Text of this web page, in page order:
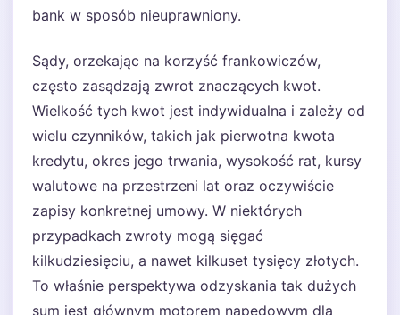
bank w sposób nieuprawniony.
Sądy, orzekając na korzyść frankowiczów,
często zasądzają zwrot znaczących kwot.
Wielkość tych kwot jest indywidualna i zależy od
wielu czynników, takich jak pierwotna kwota
kredytu, okres jego trwania, wysokość rat, kursy
walutowe na przestrzeni lat oraz oczywiście
zapisy konkretnej umowy. W niektórych
przypadkach zwroty mogą sięgać
kilkudziesięciu, a nawet kilkuset tysięcy złotych.
To właśnie perspektywa odzyskania tak dużych
sum jest głównym motorem napędowym dla